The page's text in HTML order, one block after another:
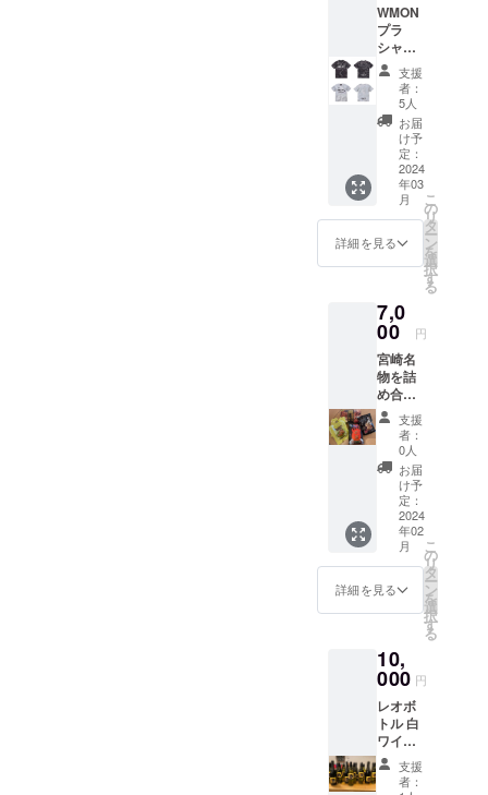
WMON
プラ
シャツ
サイ
ズ
S.M.L.X
L 今大
会協賛
してい
ただい
ている
WMON
さんの
プラ
シャツ
となり
白か黒
かお選
びくだ
さい。
WMON
FUTBO
L 大分
県速見
郡日出
支援
者：
5人
お届
け予
定：
2024
年03
月
詳細を見る
こ
の
リ
タ
ー
ン
を
選
択
す
る
7,0
00 円
宮崎名
物を詰
め合わ
せにし
まし
た。 ・
チキン
南蛮＆
炭火焼
・枡元
辛麺＆
なんこ
つ ・肉
巻きお
にぎり
×2袋
料及び
添加物
等の食
品表示
はお届
け商品
のラベ
ルに表
支援
者：
0人
お届
け予
定：
2024
年02
月
詳細を見る
こ
の
リ
タ
ー
ン
を
選
択
す
る
10,
000 円
レオボ
トル 白
ワイン
免許を
有する
支援
者：